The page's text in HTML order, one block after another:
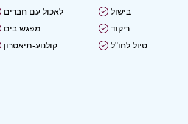
לאכול עם חברים
בישול
מפגש בים
ריקוד
קולנוע-תיאטרון
טיול לחו"ל